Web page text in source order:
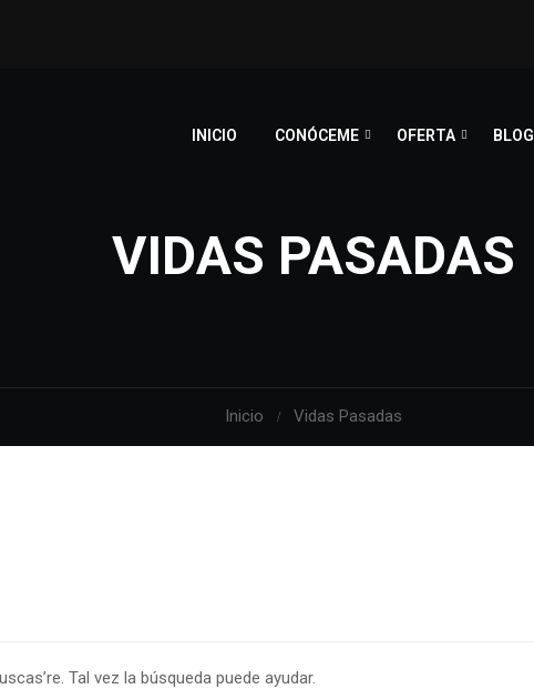
INICIO CONÓCEME OFERTA BLOG
VIDAS PASADAS
Inicio Vidas Pasadas
Tal vez la búsqueda puede ayudar.